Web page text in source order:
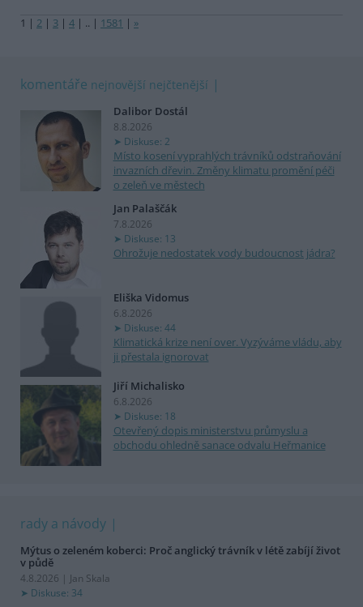
1 | 2 | 3 | 4 | .. | 1581 | »
komentáře nejnovější nejčtenější
Dalibor Dostál
8.8.2026
Diskuse: 2
Místo kosení vyprahlých trávníků odstraňování
invazních dřevin. Změny klimatu promění péči
o zeleň ve městech
Jan Palaščák
7.8.2026
Diskuse: 13
Ohrožuje nedostatek vody budoucnost jádra?
Eliška Vidomus
6.8.2026
Diskuse: 44
Klimatická krize není over. Vyzýváme vládu, aby
ji přestala ignorovat
Jiří Michalisko
6.8.2026
Diskuse: 18
Otevřený dopis ministerstvu průmyslu a
obchodu ohledně sanace odvalu Heřmanice
rady a návody
Mýtus o zeleném koberci: Proč anglický trávník v létě zabíjí život
v půdě
4.8.2026 | Jan Skala
Diskuse: 34